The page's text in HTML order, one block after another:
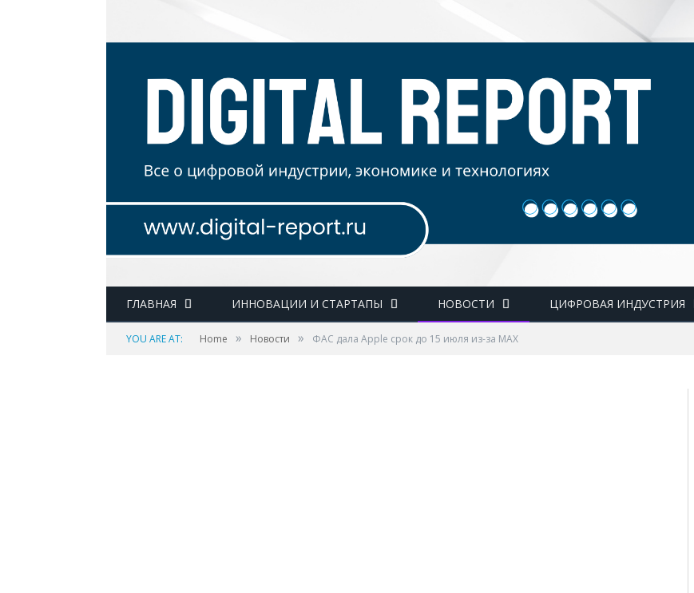
ГЛАВНАЯ ИННОВАЦИИ И СТАРТАПЫ НОВОСТИ ЦИФРОВАЯ ИНДУСТРИЯ
YOU ARE AT: Home » Новости » ФАС дала Apple срок до 15 июля из-за MAX